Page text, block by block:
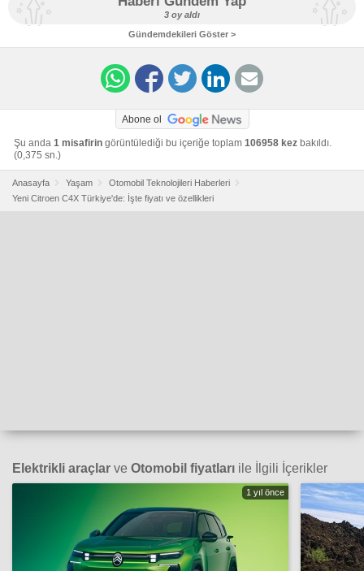
3 oy aldı
Gündemdekileri Göster >
Abone ol
Şu anda 1 misafirin görüntülediği bu içeriğe toplam 106958 kez bakıldı.
(0,375 sn.)
Anasayfa Yaşam
Otomobil Teknolojileri Haberleri
Yeni Citroen C4X Türkiye'de: İşte fiyatı ve özellikleri
Elektrikli araçlar ve Otomobil fiyatları ile İlgili İçerikler
1 yıl önce